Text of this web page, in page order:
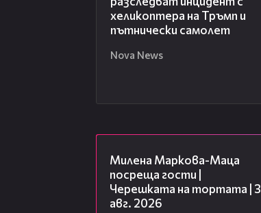
хеликоптера на Тръмп и
пътнически самолет
Nova News
Милена Маркова-Маца
посреща гости |
Черешката на тортата | 3
авг. 2026